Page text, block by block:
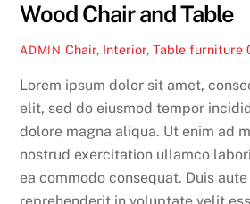
Wood Chair and Table
ADMIN Chair, Interior, Table furniture
Lorem ipsum dolor sit amet,
elit, sed do eiusmod tempor
dolore magna aliqua. Ut enim ad
nostrud exercitation ullamco
ea commodo consequat. Duis